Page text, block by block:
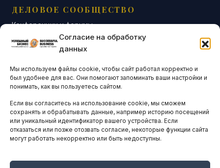
Согласие на обработку
данных
Мы используем файлы cookie, чтобы сайт работал корректно и
был удобнее для вас. Они помогают запоминать ваши настройки и
понимать, как вы пользуетесь сайтом.
Если вы согласитесь на использование cookie, мы сможем
сохранять и обрабатывать данные, например историю посещений
или уникальный идентификатор вашего устройства. Если
отказаться или позже отозвать согласие, некоторые функции сайта
могут работать некорректно или быть недоступны.
ДЕЛОВОЕ СООБЩЕСТВО
Конференции и форумы
Бизнес-клубы и ассоциации
Остальные новости
АНАЛИТИКА И СТАТИСТИКА
ARTICLES IN ENGLISH
НАВИГАЦИЯ